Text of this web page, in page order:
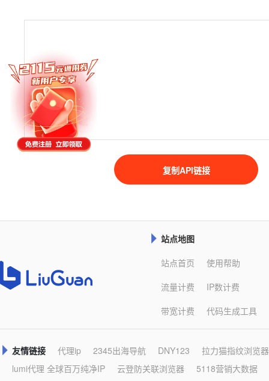
复制API链接
 站点地图
站点首页
流量计费
带宽计费
使用帮助
IP数计费
代码生成工具
 友情链接 代理ip 2345出海导航 DNY123
拉力猫指纹浏览器
lumi代理 全球百万纯净IP
云登防关联浏览器
5118营销大数据